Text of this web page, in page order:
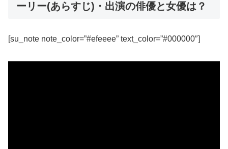
ーリー(あらすじ)・出演の俳優と女優は？
[su_note note_color=”#efeeee” text_color=”#000000″]